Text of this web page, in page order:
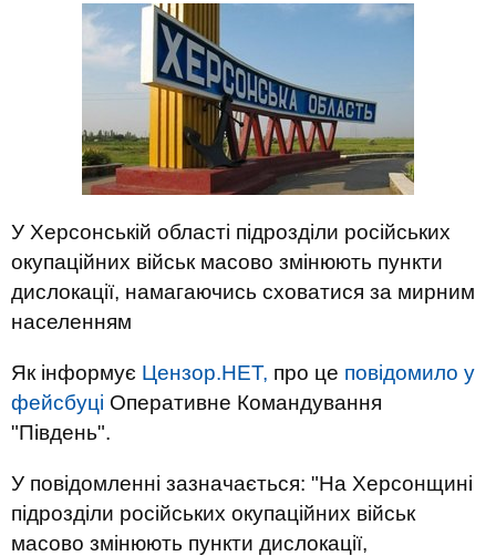
У Херсонській області підрозділи російських
окупаційних військ масово змінюють пункти
дислокації, намагаючись сховатися за мирним
населенням
Як інформує Цензор.НЕТ, про це повідомило у
фейсбуці Оперативне Командування
"Південь".
У повідомленні зазначається: "На Херсонщині
підрозділи російських окупаційних військ
масово змінюють пункти дислокації,